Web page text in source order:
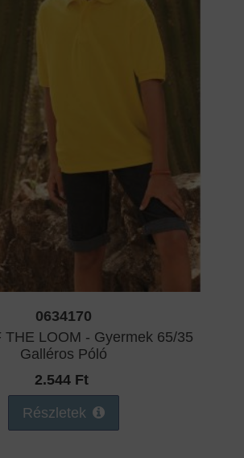
0634170
THE LOOM - Gyermek 65/35
Galléros Póló
2.544 Ft
Részletek